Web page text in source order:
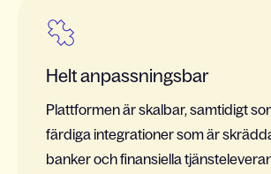
Helt anpassningsbar
Plattformen är skalbar, samtidigt
färdiga integrationer som är
banker och finansiella